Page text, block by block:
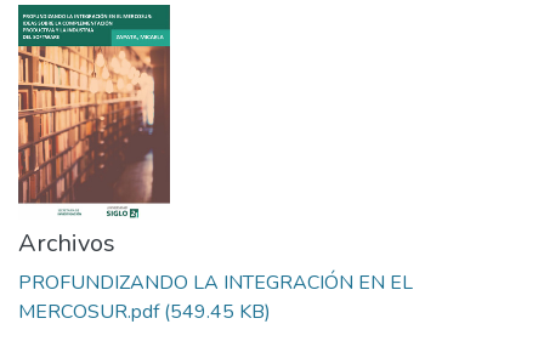
Archivos
PROFUNDIZANDO LA INTEGRACIÓN EN EL
MERCOSUR.pdf(549.45 KB)